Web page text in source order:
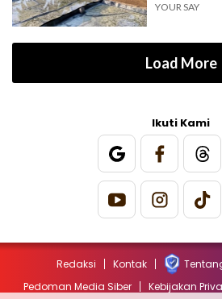
YOUR SAY
Load More
Ikuti Kami
Redaksi Kontak
Pedoman Media Siber
Kebijakan